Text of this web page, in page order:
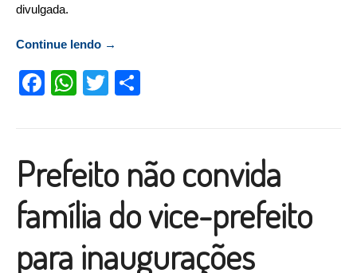
divulgada.
Continue lendo “Prefeitura informa ser falso cartaz da
→
Facebook
WhatsApp
Twitter
Prefeito não convida
família do vice-prefeito
para inaugurações